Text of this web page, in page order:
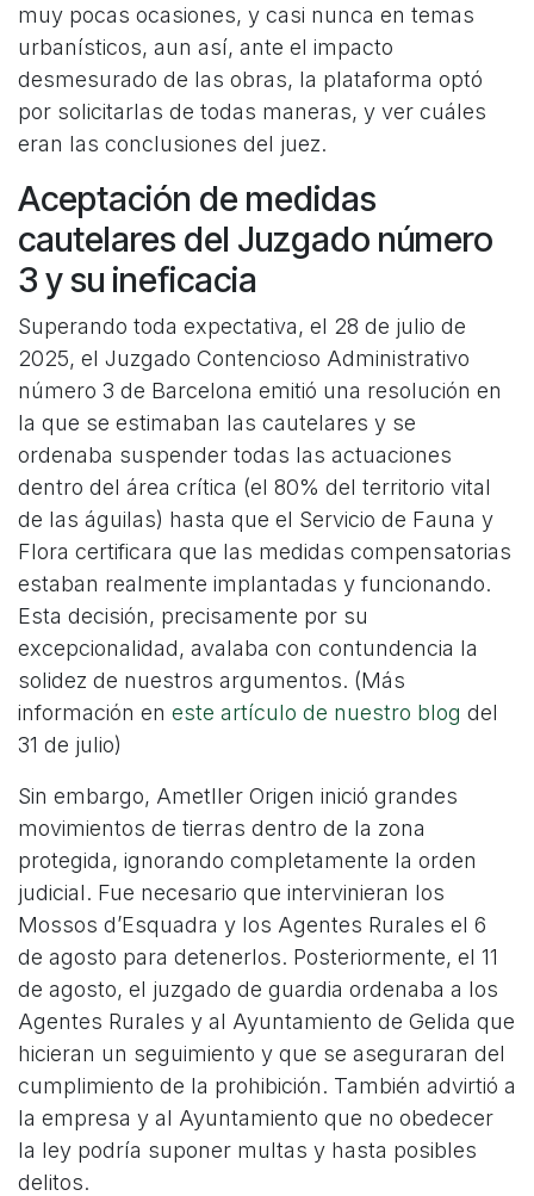
muy pocas ocasiones, y casi nunca en temas
urbanísticos, aun así, ante el impacto
desmesurado de las obras, la plataforma optó
por solicitarlas de todas maneras, y ver cuáles
eran las conclusiones del juez.
Aceptación de medidas
cautelares del Juzgado número
3 y su ineficacia
Superando toda expectativa, el 28 de julio de
2025, el Juzgado Contencioso Administrativo
número 3 de Barcelona emitió una resolución en
la que se estimaban las cautelares y se
ordenaba suspender todas las actuaciones
dentro del área crítica (el 80% del territorio vital
de las águilas) hasta que el Servicio de Fauna y
Flora certificara que las medidas compensatorias
estaban realmente implantadas y funcionando.
Esta decisión, precisamente por su
excepcionalidad, avalaba con contundencia la
solidez de nuestros argumentos. (Más
información en este artículo de nuestro blog del
31 de julio)
Sin embargo, Ametller Origen inició grandes
movimientos de tierras dentro de la zona
protegida, ignorando completamente la orden
judicial. Fue necesario que intervinieran los
Mossos d’Esquadra y los Agentes Rurales el 6
de agosto para detenerlos. Posteriormente, el 11
de agosto, el juzgado de guardia ordenaba a los
Agentes Rurales y al Ayuntamiento de Gelida que
hicieran un seguimiento y que se aseguraran del
cumplimiento de la prohibición. También advirtió a
la empresa y al Ayuntamiento que no obedecer
la ley podría suponer multas y hasta posibles
delitos.